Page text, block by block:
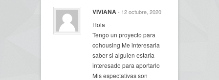
VIVIANA- 12 octubre, 2020
Hola
Tengo un proyecto para
cohousing Me interesaria
saber si alguien estaria
interesado para aportarlo
Mis espectativas son